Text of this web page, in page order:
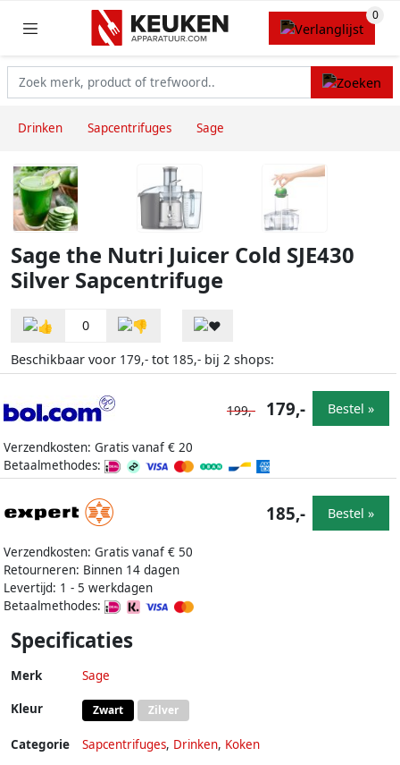
Drinken Sapcentrifuges Sage
Sage the Nutri Juicer Cold SJE430
Silver Sapcentrifuge
0
Beschikbaar voor 179,- tot 185,- bij 2 shops:
Verzendkosten: Gratis vanaf € 20
Betaalmethodes:
199,- 179,- Bestel »
Verzendkosten: Gratis vanaf € 50
Retourneren: Binnen 14 dagen
Levertijd: 1 - 5 werkdagen
Betaalmethodes:
185,- Bestel »
Specificaties
Merk Sage
Kleur Zwart Zilver
Categorie Sapcentrifuges, Drinken, Koken